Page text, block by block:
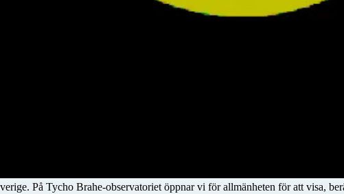
På Tycho Brahe-observatoriet öppnar vi för allmänheten för att visa,